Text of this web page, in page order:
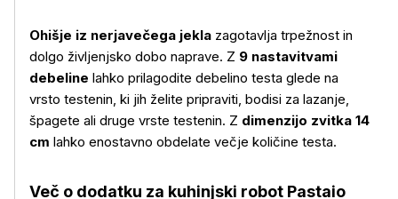
Več o izdelku
Ohišje iz nerjavečega jekla zagotavlja trpežnost in
dolgo življenjsko dobo naprave. Z 9 nastavitvami
debeline lahko prilagodite debelino testa glede na
vrsto testenin, ki jih želite pripraviti, bodisi za lazanje,
špagete ali druge vrste testenin. Z dimenzijo zvitka 14
cm lahko enostavno obdelate večje količine testa.
Več o dodatku za kuhinjski robot Pastaio